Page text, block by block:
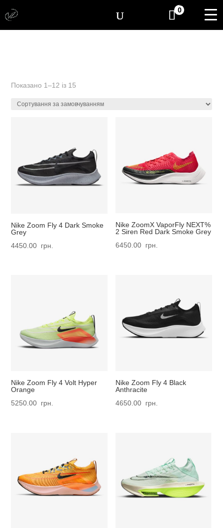
0
Показано 1–12 із 15
Nike Zoom Fly 4 Dark Smoke
Grey
4450.00 грн.
Nike ZoomX VaporFly NEXT%
2 Siren Red Dark Smoke Grey
6450.00 грн.
Nike Zoom Fly 4 Volt Hyper
Orange
5250.00 грн.
Nike Zoom Fly 4 Black
Anthracite
4650.00 грн.